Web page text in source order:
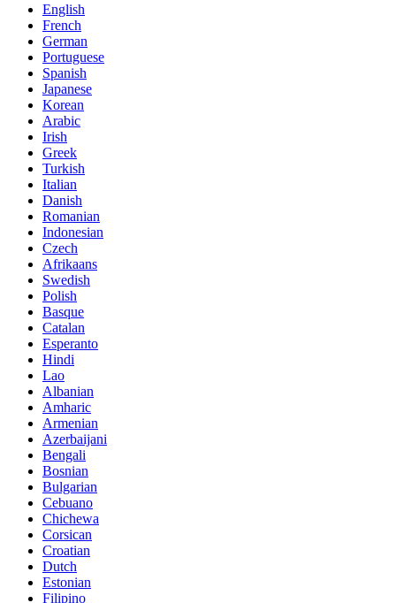
English
French
German
Portuguese
Spanish
Japanese
Korean
Arabic
Irish
Greek
Turkish
Italian
Danish
Romanian
Indonesian
Czech
Afrikaans
Swedish
Polish
Basque
Catalan
Esperanto
Hindi
Lao
Albanian
Amharic
Armenian
Azerbaijani
Bengali
Bosnian
Bulgarian
Cebuano
Chichewa
Corsican
Croatian
Dutch
Estonian
Filipino